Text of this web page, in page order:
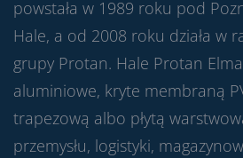
powstała w 1989 roku pod
Hale, a od 2008 roku działa w
grupy Protan. Hale Protan
aluminiowe, kryte membraną
trapezową albo płytą
przemysłu, logistyki,